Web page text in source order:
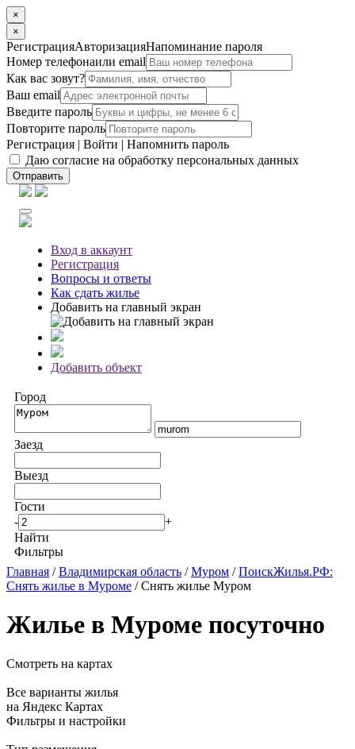
×
×
РегистрацияАвторизацияНапоминание пароля
Номер телефонаили email
Как вас зовут?
Ваш email
Введите пароль
Повторите пароль
Регистрация | Войти | Напомнить пароль
Даю согласие на обработку персональных данных
Отправить
Вход в аккаунт
Регистрация
Вопросы и ответы
Как сдать жилье
Добавить на главный экран
Добавить объект
Город
Заезд
Выезд
Гости
-
+
Найти
Фильтры
Главная /Владимирская область /Муром /ПоискЖилья.РФ:
Снять жилье в Муроме / Снять жилье Муром
Жилье в Муроме посуточно
Смотреть на картах
Все варианты жилья
на Яндекс Картах
Фильтры и настройки